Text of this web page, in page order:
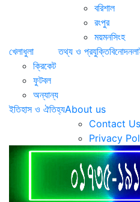
বরিশাল
রংপুর
ময়মনসিংহ
খেলাধুলা
ক্রিকেট
ফুটবল
অন্যান্য
তথ্য ও প্রযুক্তিবিনোদন
ইতিহাস ও ঐতিহ্যAbout us
Contact Us
Privacy